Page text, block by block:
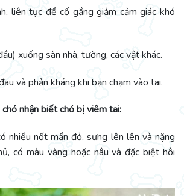
liên tục để cố gắng giảm cảm giác khó
xuống sàn nhà, tường, các vật khác.
và phản kháng khi bạn chạm vào tai.
nhận biết chó bị viêm tai:
nhiều nốt mẩn đỏ, sưng lên lên và nặng
có màu vàng hoặc nâu và đặc biệt hôi